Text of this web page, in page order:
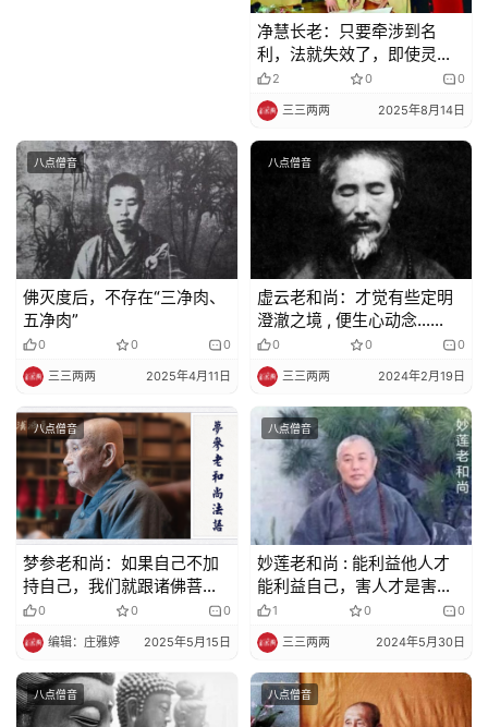
声
明
净慧长老：只要牵涉到名
利，法就失效了，即使灵
验，那一定是妖魔鬼怪附身
的邪法，马上有副作用
2 0 0
三三两两 2025年8月14日
八点僧音
佛灭度后，不存在“三净肉、
五净肉”
0 0 0
三三两两 2025年4月11日
八点僧音
虚云老和尚：才觉有些定明
澄澈之境 , 便生心动念……
0 0 0
三三两两 2024年2月19日
八点僧音
梦参老和尚：如果自己不加
持自己，我们就跟诸佛菩萨
沟通不了
0 0 0
编辑：庄雅婷 2025年5月15日
八点僧音
妙莲老和尚 : 能利益他人才
能利益自己，害人才是害自
己1 0 0
三三两两 2024年5月30日
八点僧音 八点僧音